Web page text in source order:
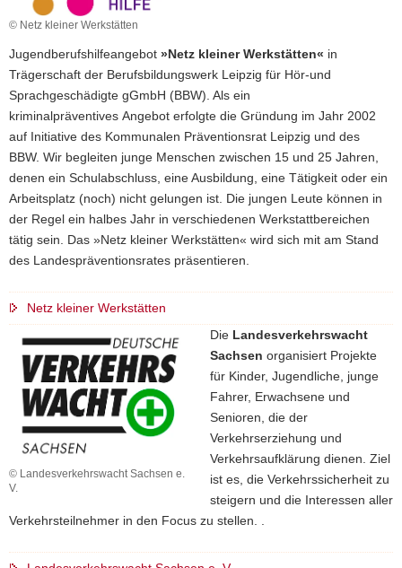
© Netz kleiner Werkstätten
Jugendberufshilfeangebot »Netz kleiner Werkstätten« in
Trägerschaft der Berufsbildungswerk Leipzig für Hör-und
Sprachgeschädigte gGmbH (BBW). Als ein
kriminalpräventives Angebot erfolgte die Gründung im Jahr 2002
auf Initiative des Kommunalen Präventionsrat Leipzig und des
BBW. Wir begleiten junge Menschen zwischen 15 und 25 Jahren,
denen ein Schulabschluss, eine Ausbildung, eine Tätigkeit oder ein
Arbeitsplatz (noch) nicht gelungen ist. Die jungen Leute können in
der Regel ein halbes Jahr in verschiedenen Werkstattbereichen
tätig sein. Das »Netz kleiner Werkstätten« wird sich mit am Stand
des Landespräventionsrates präsentieren.
Netz kleiner Werkstätten
© Landesverkehrswacht Sachsen e.
V.
Die Landesverkehrswacht
Sachsen organisiert Projekte
für Kinder, Jugendliche, junge
Fahrer, Erwachsene und
Senioren, die der
Verkehrserziehung und
Verkehrsaufklärung dienen. Ziel
ist es, die Verkehrssicherheit zu
steigern und die Interessen aller
Verkehrsteilnehmer in den Focus zu stellen. .